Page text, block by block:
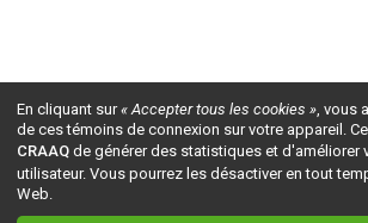
En cliquant sur« Accepter tous les cookies », vous
de ces témoins de connexion sur votre appareil.
CRAAQ de générer des statistiques et d'améliorer
utilisateur. Vous pourrez les désactiver en tout
Web.